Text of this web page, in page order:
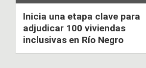
Inicia una etapa clave para
adjudicar 100 viviendas
inclusivas en Río Negro